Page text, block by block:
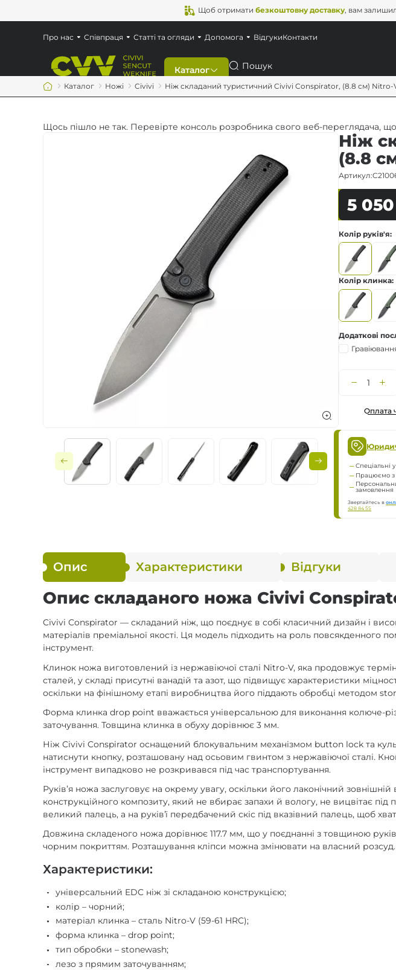
Щоб отриматибезкоштовну доставку, вам
Каталог
Мультитули
Аксесуари
Ножі по типу замка
Ножі за призначенням
Пошук
Про нас Співпраця Статті та огляди Допомога ВідгукиКонтакти
Каталог Ножі Civivi Ніж складаний туристичний Civivi Conspirator, (8.8 см)
Щось пішло не так. Перевірте консоль розробника свого веб-переглядача,
Ніж
(8.8
Артикул:
5 050
Колір руків'я
Колір клинка
Додаткові
Оплата
Спеціальні
Працюємо
замовлення
Звертайтесь в
428 84 55
Опис Характеристики Відгуки
Опис складаного ножа Civivi
Civivi Conspirator — складаний ніж, що поєднує в собі класичний дизайн і
матеріалів преміальної якості. Ця модель підходить на роль повсякденного
інструмент.
Клинок ножа виготовлений із нержавіючої сталі Nitro-V, яка продовжує
сталей, у складі присутні ванадій та азот, що підвищує характеристики
оскільки на фінішному етапі виробництва його піддають обробці методом
Форма клинка drop point вважається універсальною для виконання колюче-
заточування. Товщина клинка в обуху дорівнює 3 мм.
Ніж Civivi Conspirator оснащений блокувальним механізмом button lock та
натиснути кнопку, розташовану над осьовим гвинтом з нержавіючої сталі.
інструмент випадково не розкривався під час транспортування.
Руківʼя ножа заслуговує на окрему увагу, оскільки його лаконічний
конструкційного композиту, який не вбирає запахи й вологу, не вицвітає
великий палець, а на руківʼї передбачений скіс під вказівний палець, щоб
Довжина складеного ножа дорівнює 117.7 мм, що у поєднанні з товщиною
чорним покриттям. Розташування кліпси можна змінювати на власний розсуд.
Характеристики:
універсальний EDC ніж зі складаною конструкцією;
колір – чорний;
матеріал клинка – сталь Nitro-V (59-61 HRC);
форма клинка – drop point;
тип обробки – stonewash;
лезо з прямим заточуванням;